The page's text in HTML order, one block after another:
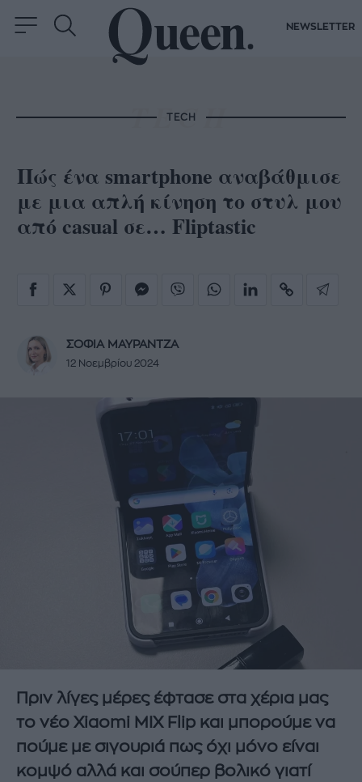
NEWSLETTER
TECH
Πώς ένα smartphone αναβάθμισε
με μια απλή κίνηση το στυλ μου
από casual σε… Fliptastic
ΣΟΦΙΑ ΜΑΥΡΑΝΤΖΑ
12 Νοεμβρίου 2024
Πριν λίγες μέρες έφτασε στα χέρια μας
το νέο Xiaomi MIX Flip και μπορούμε να
πούμε με σιγουριά πως όχι μόνο είναι
κομψό αλλά και σούπερ βολικό γιατί